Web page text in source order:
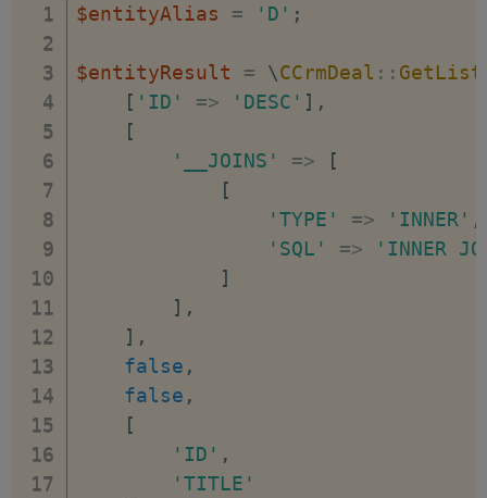
$entityAlias = 'D' ;
$entityResult = \CCrmDeal ::
[ 'ID' => 'DESC' ] ,
[
'__JOINS'
=>
[
[
'TYPE'
=> 'INNER' ,
'SQL'
=>
'INNER
]
] ,
] ,
false ,
false ,
[
'ID' ,
'TITLE'